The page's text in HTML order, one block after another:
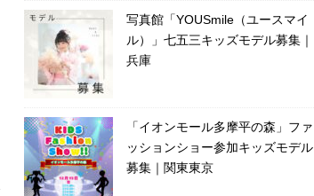
写真館「YOUSmile（ユースマイ
ル）」七五三キッズモデル募集｜
兵庫
「イオンモール多摩平の森」ファ
ッションショー参加キッズモデル
募集｜関東東京